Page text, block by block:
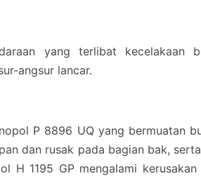
yang terlibat kecelakaan
angsur lancar.
P 8896 UQ yang bermuatan
dan rusak pada bagian bak,
H 1195 GP mengalami